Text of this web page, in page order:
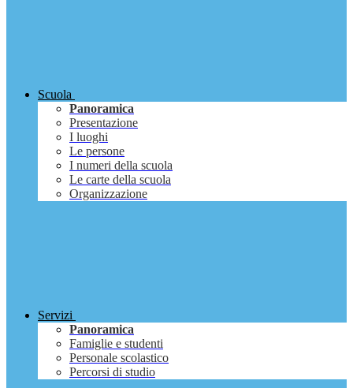
Scuola
Panoramica
Presentazione
I luoghi
Le persone
I numeri della scuola
Le carte della scuola
Organizzazione
Servizi
Panoramica
Famiglie e studenti
Personale scolastico
Percorsi di studio